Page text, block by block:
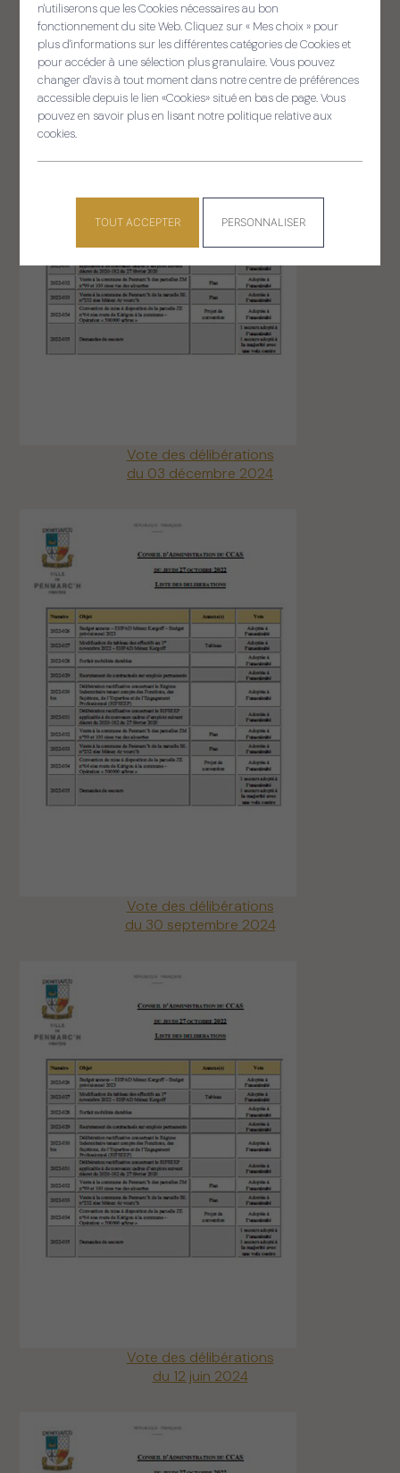
Panneau de gestion des
n'utiliserons que les Cookies nécessaires au bon
fonctionnement du site Web. Cliquez sur « Mes choix » pour
plus d'informations sur les différentes catégories de Cookies et
pour accéder à une sélection plus granulaire. Vous pouvez
changer d'avis à tout moment dans notre centre de préférences
accessible depuis le lien «Cookies» situé en bas de page. Vous
pouvez en savoir plus en lisant notre politique relative aux
cookies.
TOUT ACCEPTER PERSONNALISER
du 28 février 2025
Vote des délibérations
du 03 décembre 2024
Vote des délibérations
du 30 septembre 2024
Vote des délibérations
du 12 juin 2024